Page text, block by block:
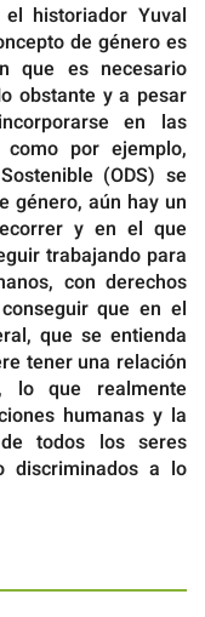
historiador Yuval
de género es
que es necesario
obstante y a pesar
en las
por ejemplo,
(ODS) se
género, aún hay un
y en el que
trabajando para
con derechos
que en el
que se entienda
tener una relación
lo que realmente
humanas y la
todos los seres
discriminados a lo